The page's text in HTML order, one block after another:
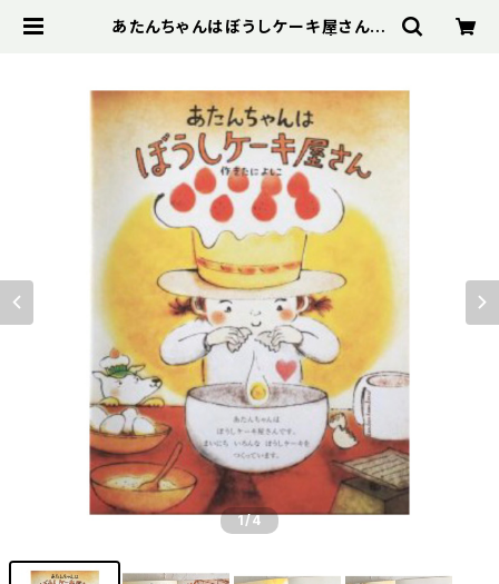
あたんちゃんはぼうしケーキ屋さん
1/4